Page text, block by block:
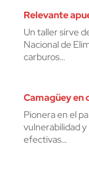
Relevante
Un taller sirve
Nacional de
carburos…
Camagüey en
Pionera en el
vulnerabilidad
efectivas…